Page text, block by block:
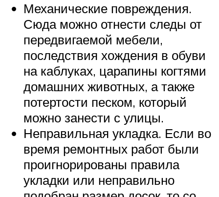
Механические повреждения.
Сюда можно отнести следы от
передвигаемой мебели,
последствия хождения в обуви
на каблуках, царапины когтями
домашних животных, а также
потертости песком, который
можно занести с улицы.
Неправильная укладка. Если во
время ремонтных работ были
проигнорированы правила
укладки или неправильно